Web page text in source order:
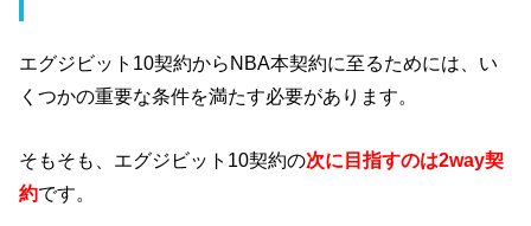
エグジビット10契約からNBA本契約に至るためには、い
くつかの重要な条件を満たす必要があります。
そもそも、エグジビット10契約の次に目指すのは2way契
約です。